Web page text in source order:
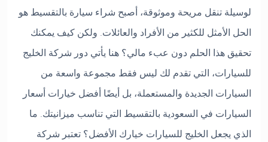
لوسيلة تنقل مريحة وموثوقة، أصبح شراء سيارة بالتقسيط هو
الحل الأمثل للكثير من الأفراد والعائلات. ولكن كيف يمكنك
تحقيق هذا الحلم دون عبء مالي؟ هنا يأتي دور شركة الخليج
للسيارات، التي تقدم لك ليس فقط مجموعة واسعة من
السيارات الجديدة والمستعملة، بل أيضًا أفضل خيارات أسعار
السيارات في السعودية بالتقسيط التي تناسب ميزانيتك. ما
الذي يجعل الخليج للسيارات خيارك الأفضل؟ تعتبر شركة